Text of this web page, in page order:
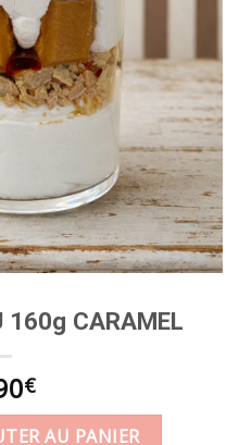
CARAMEL
€
160g CARAMEL
AU PANIER